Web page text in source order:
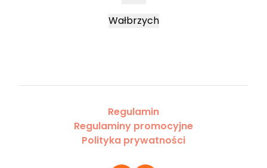
Wałbrzych
Regulamin
Regulaminy promocyjne
Polityka prywatności